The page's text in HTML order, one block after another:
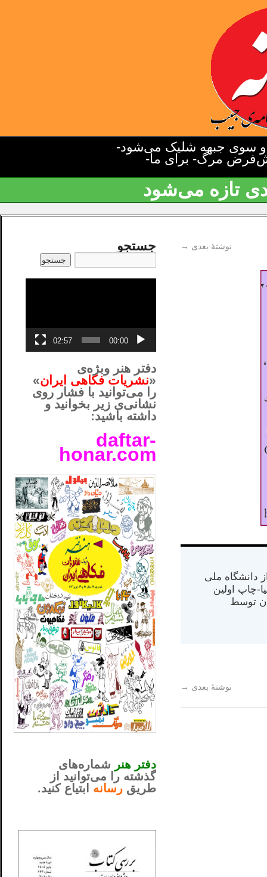
سوی جبهه شلیک می‌شود-
مرگ- برای ما-
تازه می‌شود
نوشتهٔ بعدی →
از دانشگاه ملی
در کالیفرنیا-چاپ اولین
در سال ۱۳۸۴ در ایران توسط
نوشتهٔ بعدی →
جستجو
00:00
02:57
دفتر هنر وبژه‌ی
«نشریات فکاهی ایران»
را می‌توانید با فشار روی
نشانی‌ی زیر بخوانید و
داشته باشید:
daftar-
honar.com
دفتر هنر شماره‌های
گذشته را می‌توانید از
طریق رسانه ابتیاع کنید.